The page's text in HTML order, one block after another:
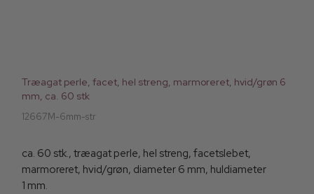
Træagat perle, facet, hel streng, marmoreret, hvid/grøn 6
mm, ca. 60 stk
12667M-6mm-str
ca. 60 stk., træagat perle, hel streng, facetslebet,
marmoreret, hvid/grøn, diameter 6 mm, huldiameter
1 mm.